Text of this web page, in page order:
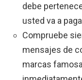
debe
usted va a
Compruebe
mensajes de
marcas